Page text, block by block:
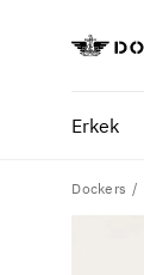
Erkek
Dockers